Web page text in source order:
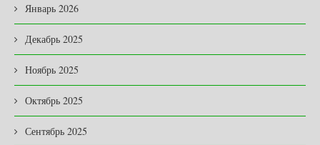
Январь 2026
Декабрь 2025
Ноябрь 2025
Октябрь 2025
Сентябрь 2025